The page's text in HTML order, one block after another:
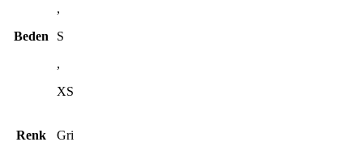
Beden
,
S
,
XS
Renk Gri